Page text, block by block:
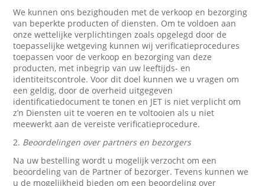
We kunnen ons bezighouden met de verkoop en bezorging
van beperkte producten of diensten. Om te voldoen aan
onze wettelijke verplichtingen zoals opgelegd door de
toepasselijke wetgeving kunnen wij verificatieprocedures
toepassen voor de verkoop en bezorging van deze
producten, met inbegrip van uw leeftijds- en
identiteitscontrole. Voor dit doel kunnen we u vragen om
een geldig, door de overheid uitgegeven
identificatiedocument te tonen en JET is niet verplicht om
z’n Diensten uit te voeren en te voltooien als u niet
meewerkt aan de vereiste verificatieprocedure.
2. Beoordelingen over partners en bezorgers
Na uw bestelling wordt u mogelijk verzocht om een
beoordeling van de Partner of bezorger. Tevens kunnen we
u de mogelijkheid bieden om een beoordeling over